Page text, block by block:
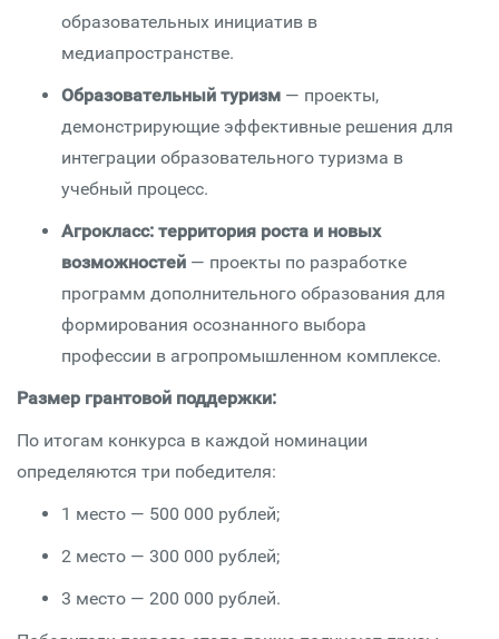
образовательных инициатив в
медиапространстве.
Образовательный туризм — проекты,
демонстрирующие эффективные решения для
интеграции образовательного туризма в
учебный процесс.
Агрокласс: территория роста и новых
возможностей — проекты по разработке
программ дополнительного образования для
формирования осознанного выбора
профессии в агропромышленном комплексе.
Размер грантовой поддержки:
По итогам конкурса в каждой номинации
определяются три победителя:
1 место — 500 000 рублей;
2 место — 300 000 рублей;
3 место — 200 000 рублей.